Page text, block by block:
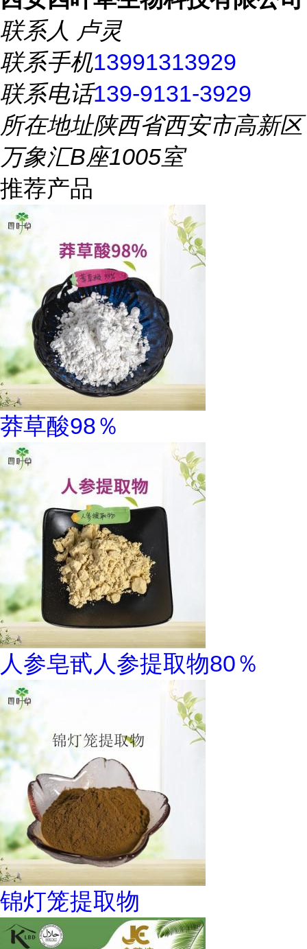
联系人 卢灵
联系手机13991313929
联系电话139-9131-3929
所在地址陕西省西安市高新区
万象汇B座1005室
推荐产品
莽草酸98％
人参皂甙人参提取物80％
锦灯笼提取物